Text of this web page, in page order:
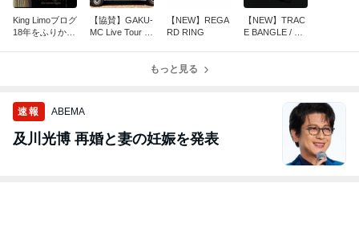
King Limoブログ
18年をふりかえ
【協賛】GAKU-
MC Live Tour 20
【NEW】REGA
RD RING
【NEW】TRAC
E BANGLE / RI
もっと見る
速報 ABEMA
及川光博 再婚と妻の妊娠を発表